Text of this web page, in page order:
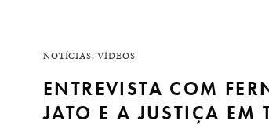
NOTÍCIAS,VÍDEOS
ENTREVISTA COM
JATO E A JUSTIÇA EM